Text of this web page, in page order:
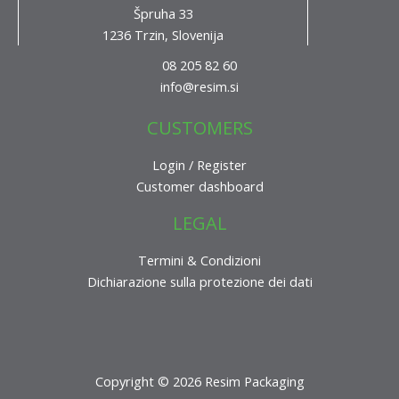
Špruha 33
1236 Trzin, Slovenija
08 205 82 60
info@resim.si
CUSTOMERS
Login / Register
Customer dashboard
LEGAL
Termini & Condizioni
Dichiarazione sulla protezione dei dati
Copyright © 2026 Resim Packaging